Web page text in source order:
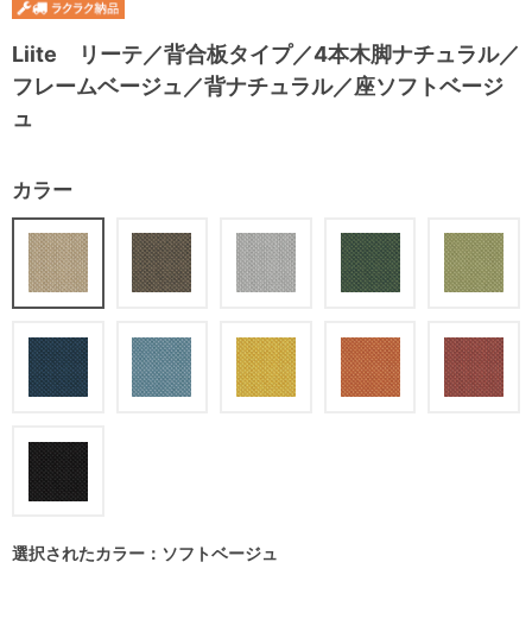
Liite リーテ／背合板タイプ／4本木脚ナチュラル／
フレームベージュ／背ナチュラル／座ソフトベージ
ュ
カラー
選択されたカラー：ソフトベージュ